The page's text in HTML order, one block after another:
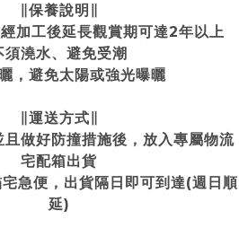
∥保養說明∥
加工後延長觀賞期可達2年以上
須澆水、避免受潮
，避免太陽或強光曝曬
∥運送方式∥
做好防撞措施後，放入專屬物流
宅配箱出貨
急便，出貨隔日即可到達(週日順
延)